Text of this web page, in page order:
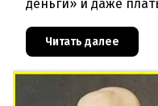
деньги» и даже
инструментом
ответа от министра
Читать далее